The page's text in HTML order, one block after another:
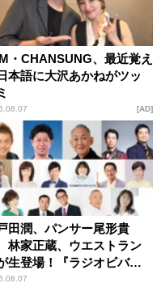
・CHANSUNG、最近覚え
本語に大沢あかねがツッ
AD
田潤、パンサー尾形貴
林家正蔵、ウエストラン
生登場！『ラジオビバリ
ズ』